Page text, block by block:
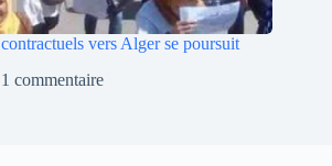
vers Alger se poursuit
1 commentaire